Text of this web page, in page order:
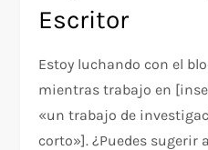
Escritor
Estoy luchando con el
mientras trabajo en
«un trabajo de
corto»]. ¿Puedes sugerir